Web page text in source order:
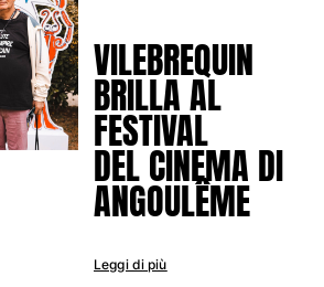
VILEBREQUIN
BRILLA AL
FESTIVAL
DEL CINEMA DI
ANGOULÊME
Leggi di più